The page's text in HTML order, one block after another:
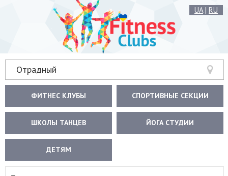
UA| RU
Отрадный
ФИТНЕС КЛУБЫ СПОРТИВНЫЕ СЕКЦИИ
ШКОЛЫ ТАНЦЕВ ЙОГА СТУДИИ
ДЕТЯМ